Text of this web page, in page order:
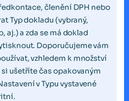
členění DPH nebo
Typ dokladu (vybraný,
aj.) a zda se má doklad
Doporučujeme vám
vzhledem k množství
ušetříte čas opakovaným
v Typu vystavené